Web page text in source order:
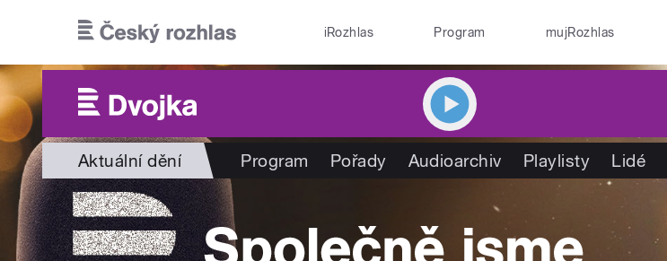
iRozhlas Program mujRozhlas
Aktuální dění Program Pořady Audioarchiv Playlisty Lidé